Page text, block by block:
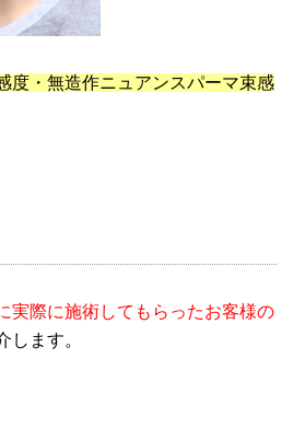
度・無造作ニュアンスパーマ束感
実際に施術してもらったお客様の
します。